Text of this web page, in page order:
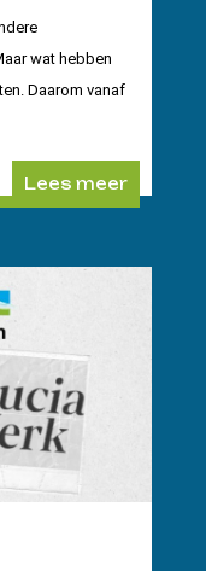
wat hebben
Daarom vanaf
Lees meer